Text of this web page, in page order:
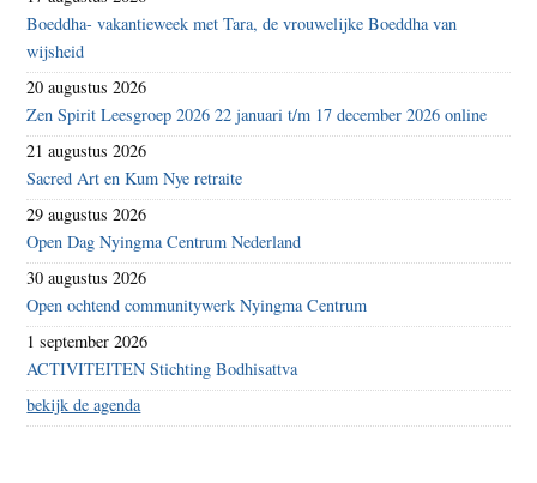
Boeddha- vakantieweek met Tara, de vrouwelijke Boeddha van
wijsheid
20 augustus 2026
Zen Spirit Leesgroep 2026 22 januari t/m 17 december 2026 online
21 augustus 2026
Sacred Art en Kum Nye retraite
29 augustus 2026
Open Dag Nyingma Centrum Nederland
30 augustus 2026
Open ochtend communitywerk Nyingma Centrum
1 september 2026
ACTIVITEITEN Stichting Bodhisattva
bekijk de agenda